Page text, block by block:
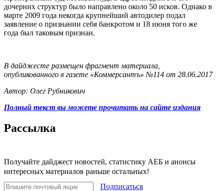
дочерних структур было направлено около 50 исков. Однако в
марте 2009 года некогда крупнейший автодилер подал
заявление о признании себя банкротом и 18 июня того же
года был таковым признан.
В дайджесте размещен фрагмент материала,
опубликованного в газете «Коммерсантъ» №114 от 28.06.2017
Автор: Олег Рубникович
Полный текст вы можете прочитать на сайте издания
Рассылка
Получайте дайджест новостей, статистику АЕБ и анонсы
интересных материалов раньше остальных!
Подписаться